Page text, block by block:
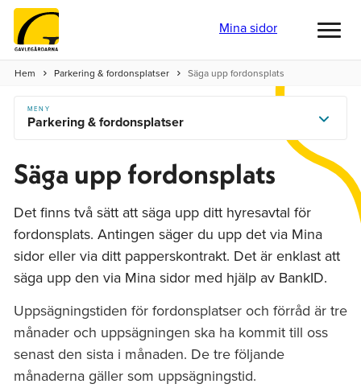
Mina sidor
Hem Parkering & fordonsplatser Säga upp fordonsplats
MENY
Parkering & fordonsplatser
Säga upp fordonsplats
Det finns två sätt att säga upp ditt hyresavtal för
fordonsplats. Antingen säger du upp det via Mina
sidor eller via ditt papperskontrakt. Det är enklast att
säga upp den via Mina sidor med hjälp av BankID.
Uppsägningstiden för fordonsplatser och förråd är tre
månader och uppsägningen ska ha kommit till oss
senast den sista i månaden. De tre följande
månaderna gäller som uppsägningstid.